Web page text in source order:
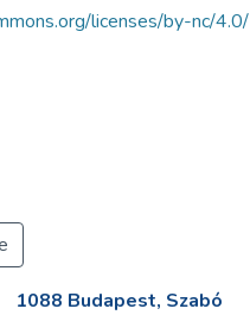
licenses/by-nc/4.0/
1088 Budapest, Szabó